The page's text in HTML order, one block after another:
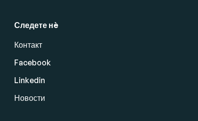
Следете нè
Контакт
Facebook
Linkedin
Новости